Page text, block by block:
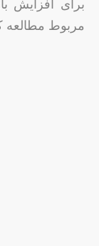
برای افزایش
مربوط مطالعه